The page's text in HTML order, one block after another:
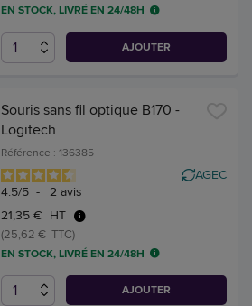
EN STOCK, LIVRÉ EN 24/48H
AJOUTER
Souris sans fil optique B170 -
Logitech
Référence : 136385
4.5/5 - 2 avis
AGEC
21,35 € HT
(25,62 € TTC)
EN STOCK, LIVRÉ EN 24/48H
AJOUTER